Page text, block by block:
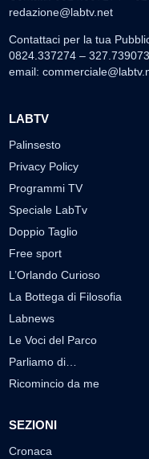
redazione@labtv.net
Contattaci per la tua
0824.337274 –
email:
LABTV
Palinsesto
Privacy Policy
Programmi TV
Speciale LabTv
Doppio Taglio
Free sport
L’Orlando Curioso
La Bottega di Filosofia
Labnews
Le Voci del Parco
Parliamo di…
Ricomincio da me
SEZIONI
Cronaca